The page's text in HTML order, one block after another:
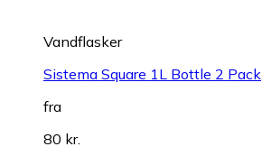
Vandflasker
Sistema Square 1L Bottle 2 Pack
fra
80 kr.